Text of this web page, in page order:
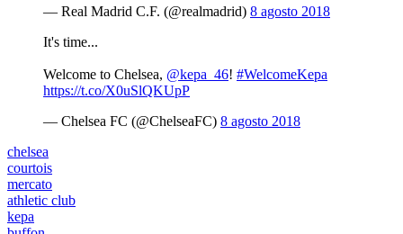
— Real Madrid C.F. (@realmadrid) 8 agosto 2018
It's time...
Welcome to Chelsea, @kepa_46! #WelcomeKepa
https://t.co/X0uSlQKUpP
— Chelsea FC (@ChelseaFC) 8 agosto 2018
chelsea
courtois
mercato
athletic club
kepa